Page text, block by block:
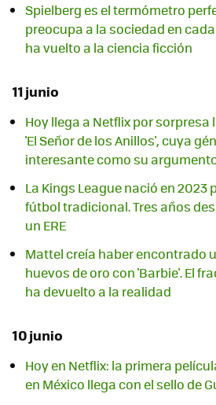
Spielberg es el termómetro
preocupa a la sociedad en
ha vuelto a la ciencia ficción
11 junio
Hoy llega a Netflix por sorpresa
'El Señor de los Anillos', cuya
interesante como su
La Kings League nació en 2023
fútbol tradicional. Tres años
un ERE
Mattel creía haber encontrado
huevos de oro con 'Barbie'. El
ha devuelto a la realidad
10 junio
Hoy en Netflix: la primera
en México llega con el sello de